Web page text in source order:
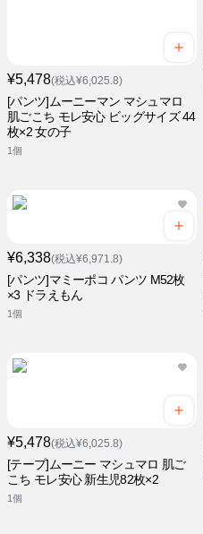
¥5,478(税込¥6,025.8)
[パンツ]ムーニーマン マシュマロ
肌ごこち モレ安心 ビッグサイズ 44
枚×2 女の子
1個
¥6,338(税込¥6,971.8)
[パンツ]マミーポコ パンツ M52枚
×3 ドラえもん
1個
¥5,478(税込¥6,025.8)
[テープ]ムーニー マシュマロ 肌ご
こち モレ安心 新生児82枚×2
1個